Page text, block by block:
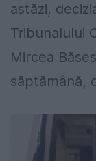
astăzi,
Tribunalului
Mircea
săptămână,